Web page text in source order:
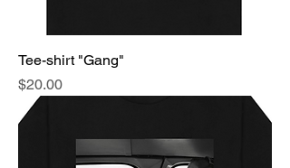
Tee-shirt "Gang"
Price
$20.00